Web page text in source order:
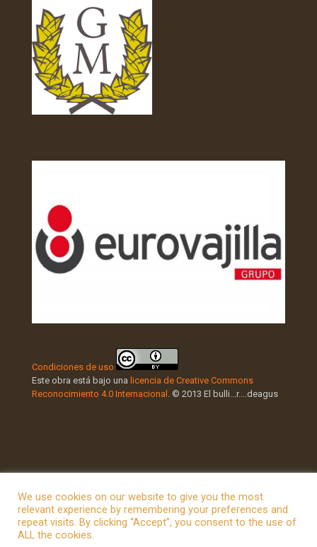
Condiciones de uso
Este obra está bajo una licencia de Creative Commons
Reconocimiento 4.0 Internacional . © 2013 El bulli...r....deagus
© 2026 Betheme by Muffin group
We use cookies on our website to give you the most
relevant experience by remembering your preferences and
repeat visits. By clicking “Accept”, you consent to the use of
ALL the cookies.